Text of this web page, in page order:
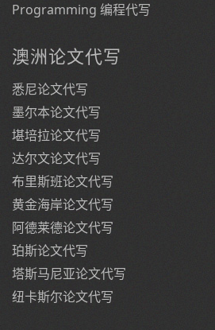
Programming 编程代写
澳洲论文代写
悉尼论文代写
墨尔本论文代写
堪培拉论文代写
达尔文论文代写
布里斯班论文代写
黄金海岸论文代写
阿德莱德论文代写
珀斯论文代写
塔斯马尼亚论文代写
纽卡斯尔论文代写